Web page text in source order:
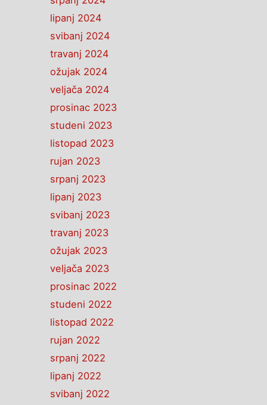
lipanj 2024
svibanj 2024
travanj 2024
ožujak 2024
veljača 2024
prosinac 2023
studeni 2023
listopad 2023
rujan 2023
srpanj 2023
lipanj 2023
svibanj 2023
travanj 2023
ožujak 2023
veljača 2023
prosinac 2022
studeni 2022
listopad 2022
rujan 2022
srpanj 2022
lipanj 2022
svibanj 2022